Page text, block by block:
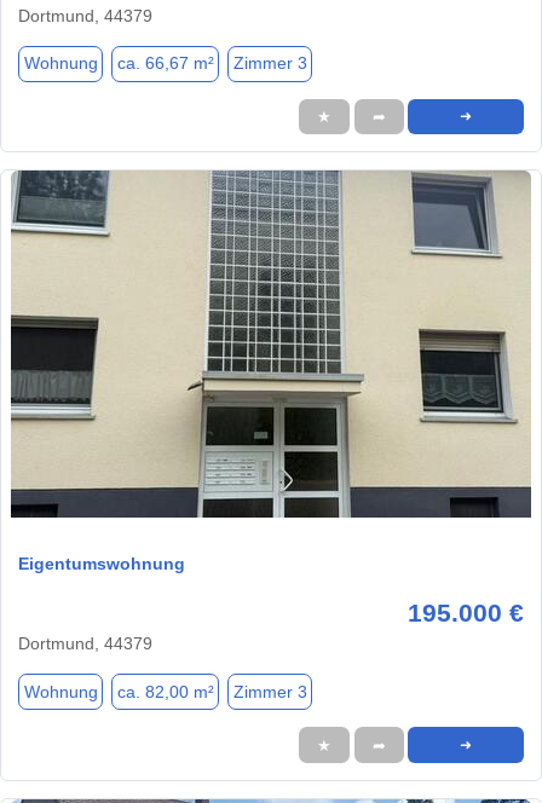
Dortmund, 44379
Wohnung ca. 66,67 m² Zimmer 3
★ ➦ ➜
1 / 20
Eigentumswohnung
195.000 €
Dortmund, 44379
Wohnung ca. 82,00 m² Zimmer 3
★ ➦ ➜